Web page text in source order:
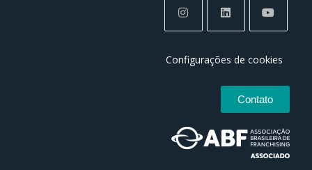
Configurações de cookies
Contato